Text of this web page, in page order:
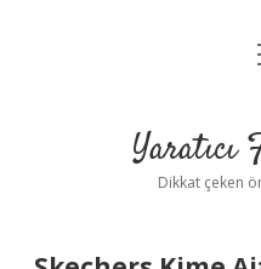
Yaratıcı
Dikkat çeken